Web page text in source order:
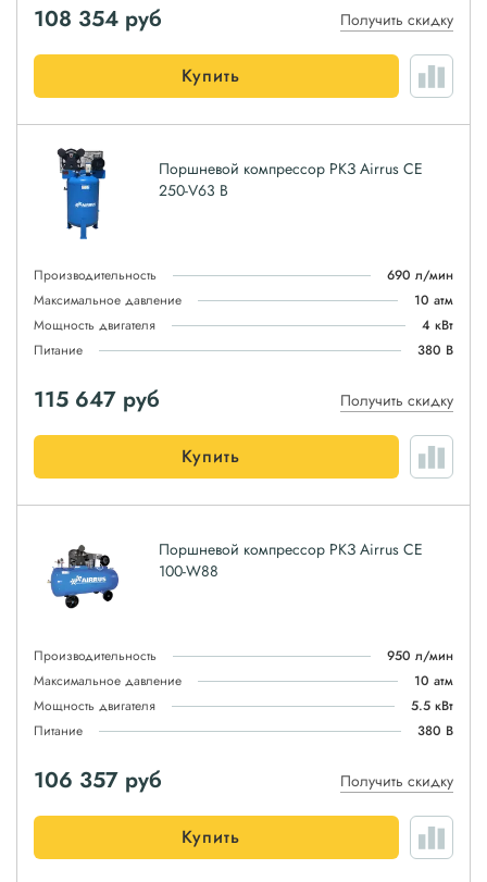
108 354 руб Получить скидку
Купить
Поршневой компрессор РКЗ Airrus CE
250-V63 B
Производительность
690 л/мин
Максимальное давление
10 атм
Мощность двигателя
4 кВт
Питание
380 В
115 647 руб Получить скидку
Купить
Поршневой компрессор РКЗ Airrus CE
100-W88
Производительность
950 л/мин
Максимальное давление
10 атм
Мощность двигателя
5.5 кВт
Питание
380 В
106 357 руб Получить скидку
Купить